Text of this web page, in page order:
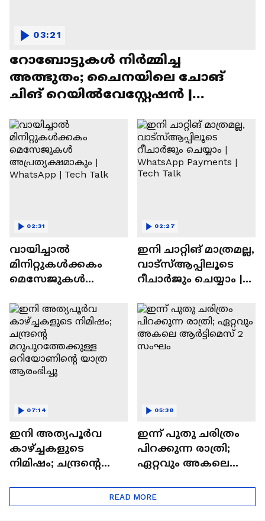
റോബോട്ടുകൾ നിർമ്മിച്ച
അത്ഭുതം; ചൈനയിലെ ചോങ്
ചിങ് റെയിൽവേസ്റ്റേഷൻ |
03:21
വായിച്ചാൽ
മിനിറ്റുകൾക്കകം
മെസേജുകള്‍
WhatsApp | Tech Talk
02:31
ഇനി ചാറ്റിങ് മാത്രമല്ല,
വാട്‌സ്‌ആപ്പിലൂടെ
റീചാർജും ചെയ്യാം |
Tech Talk
02:27
ഇനി അത്യപൂര്‍വ
കാഴ്ച്ചകളുടെ
നിമിഷം; ചന്ദ്രന്റെ
ഒറിയോണിന്റെ യാത്ര
ആരംഭിച്ചു
07:14
ഇന്ന് പുതു ചരിത്രം
പിറക്കുന്ന രാത്രി;
ഏറ്റവും അകലെ
05:38
READ MORE